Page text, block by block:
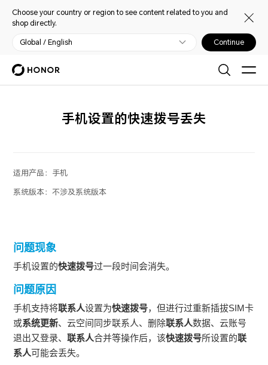
Choose your country or region to see content related to you and
shop directly.
Global / English Continue
手机设置的快速拨号丢失
适用产品： 手机
系统版本：不涉及系统版本
问题现象
手机设置的快速拨号过一段时间会消失。
问题原因
手机支持将联系人设置为快速拨号，但进行过重新插拔SIM卡
或系统更新、云空间同步联系人、删除联系人数据、云账号
退出又登录、联系人合并等操作后，该快速拨号所设置的联
系人可能会丢失。